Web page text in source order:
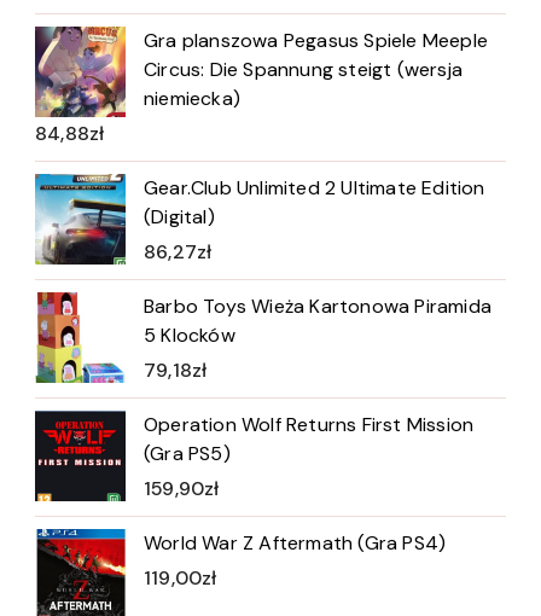
Gra planszowa Pegasus Spiele Meeple
Circus: Die Spannung steigt (wersja
niemiecka)
84,88zł
Gear.Club Unlimited 2 Ultimate Edition
(Digital)
86,27zł
Barbo Toys Wieża Kartonowa Piramida
5 Klocków
79,18zł
Operation Wolf Returns First Mission
(Gra PS5)
159,90zł
World War Z Aftermath (Gra PS4)
119,00zł